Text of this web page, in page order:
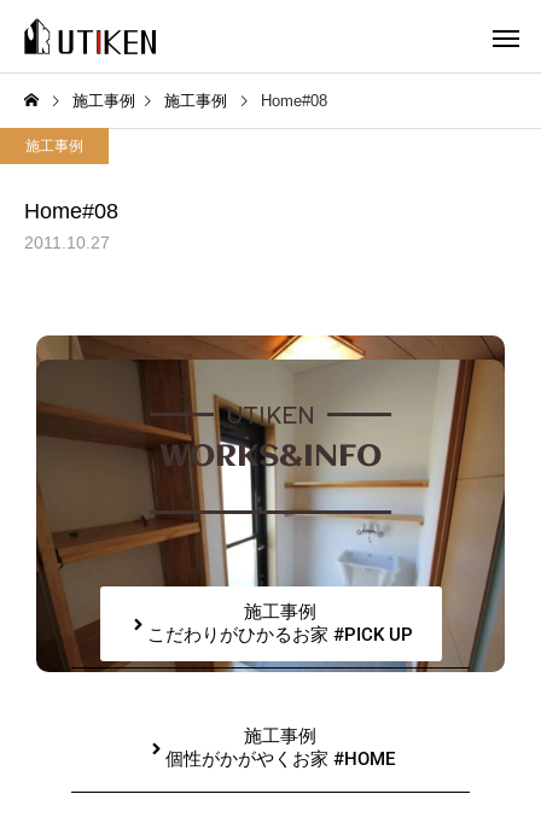
施工事例 施工事例 Home#08
施工事例
Home#08
2011.10.27
UTIKEN
WORKS&INFO
施工事例
こだわりがひかるお家 #PICK UP
施工事例
個性がかがやくお家 #HOME